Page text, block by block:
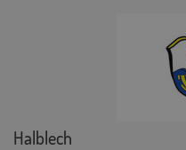
Halblech